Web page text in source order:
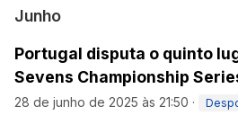
Junho
Portugal disputa o quinto
Sevens Championship
28 de junho de 2025 às 21:50 ·